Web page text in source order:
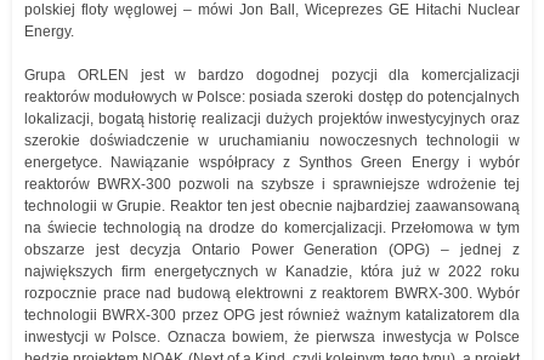
polskiej floty węglowej – mówi Jon Ball, Wiceprezes GE Hitachi Nuclear
Energy.
Grupa ORLEN jest w bardzo dogodnej pozycji dla komercjalizacji
reaktorów modułowych w Polsce: posiada szeroki dostęp do potencjalnych
lokalizacji, bogatą historię realizacji dużych projektów inwestycyjnych oraz
szerokie doświadczenie w uruchamianiu nowoczesnych technologii w
energetyce. Nawiązanie współpracy z Synthos Green Energy i wybór
reaktorów BWRX-300 pozwoli na szybsze i sprawniejsze wdrożenie tej
technologii w Grupie. Reaktor ten jest obecnie najbardziej zaawansowaną
na świecie technologią na drodze do komercjalizacji. Przełomowa w tym
obszarze jest decyzja Ontario Power Generation (OPG) – jednej z
największych firm energetycznych w Kanadzie, która już w 2022 roku
rozpocznie prace nad budową elektrowni z reaktorem BWRX-300. Wybór
technologii BWRX-300 przez OPG jest również ważnym katalizatorem dla
inwestycji w Polsce. Oznacza bowiem, że pierwsza inwestycja w Polsce